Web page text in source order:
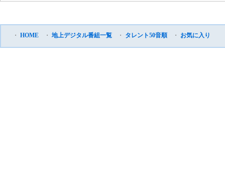
・ HOME ・ 地上デジタル番組一覧 ・ タレント50音順 ・ お気に入り